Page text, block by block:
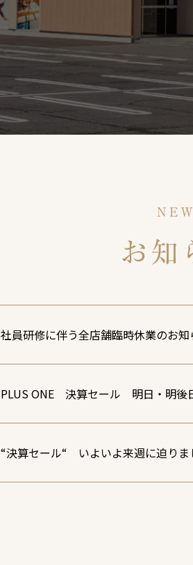
お知
社員研修に伴う全店舗臨時休業のお知
PLUS ONE 決算セール 明日・明後
“決算セール“ いよいよ来週に迫り